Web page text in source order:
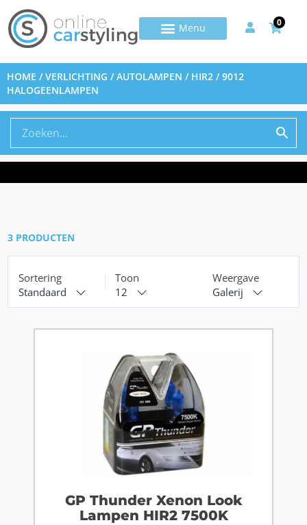
0
HOME /VERLICHTING /AUTOLAMPEN / HIR2 / 9012
HALOGEENLAMPEN
3 PRODUCTEN
Sortering
Standaard
Toon
12
Weergave
Galerij
GP Thunder Xenon Look
Lampen HIR2 7500K